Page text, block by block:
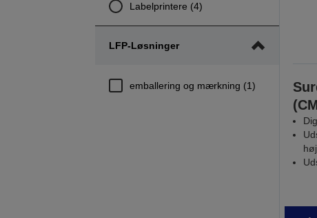
Labelprintere (4)
LFP-Løsninger
emballering og mærkning (1)